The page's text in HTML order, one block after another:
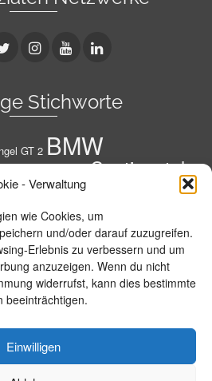
- Verwaltung
wie Cookies, um
und/oder darauf zuzugreifen.
Erlebnis zu verbessern und um
anzuzeigen. Wenn du nicht
widerrufst, kann dies bestimmte
beeinträchtigen.
Einwilligen
Stichworte
GT 2 BMW
Continental
Conti RoadAttack 4
Grobstoller Honda
M9 RRMetzeler
5 MotorradMPR 4 GT
Cup 2 Power RS R 1250 GS R 1250
Road 5 Trail Roadsmart 3
S 1000 R
Sportsmart TT sportsmart²-max T30
Tourensportreifen